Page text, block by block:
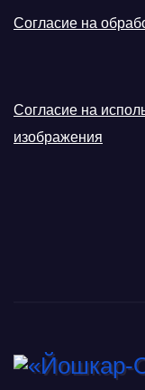
Согласие на
Согласие на
изображения